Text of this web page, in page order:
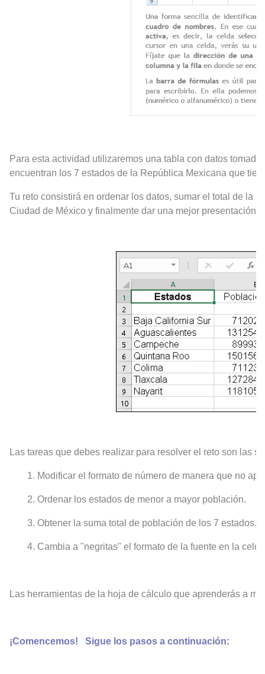
Para esta actividad utilizaremos una tabla con datos
encuentran los 7 estados de la República Mexicana que
Tu reto consistirá en ordenar los datos, sumar el total de la
Ciudad de México y finalmente dar una mejor presentación
Las tareas que debes realizar para resolver el reto son las
1. Modificar el formato de número de manera que no
2. Ordenar los estados de menor a mayor población.
3. Obtener la suma total de población de los 7 estados.
4. Cambia a "negritas" el formato de la fuente en la
Las herramientas de la hoja de cálculo que aprenderás a
¡Comencemos! Sigue los pasos a continuación: